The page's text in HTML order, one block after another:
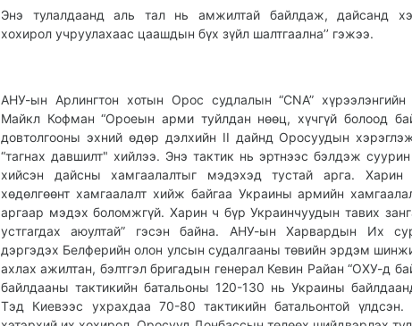
Энэ тулалдаанд аль тал нь амжилтай байлдаж, дайсанд
хохирол учруулахаас цаашдын бүх зүйл шалтгаална’’ гэжээ.
АНУ-ын Арлингтон хотын Орос судлалын “СNA” хүрээлэнгийн
Майкл Кофман “Ороеын арми туйлдан нөөц, хүчгүй болоод
довтолгооны эхний өдөр дэлхийн II дайнд Оросуудын
“тагнах давшилт" хийлээ. Энэ тактик нь эртнээс бэлдэж суурин
хийсэн дайсны хамгаалалтыг мэдэхэд тустай арга. Харин
хөдөлгөөнт хамгаалалт хийж байгаа Украины армийн
аргаар мэдэх боломжгүй. Харин ч бүр Украинчуудын тавих
устгагдах аюултай” гэсэн байна. АНУ-ын Харвардын Их
дэргэдэх Белферийн олон улсын судалгааны төвийн эрдэм
ахлах ажилтан, бэлтгэл бригадын генерал Кевин Райан “ОХУ-д
байлдааны тактикийн батальоны 120-130 нь Украины
Тэд Киевээс ухрахдаа 70-80 тактикийн батальонтой